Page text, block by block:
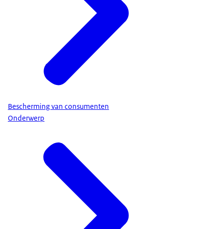
Bescherming van consumenten
Onderwerp